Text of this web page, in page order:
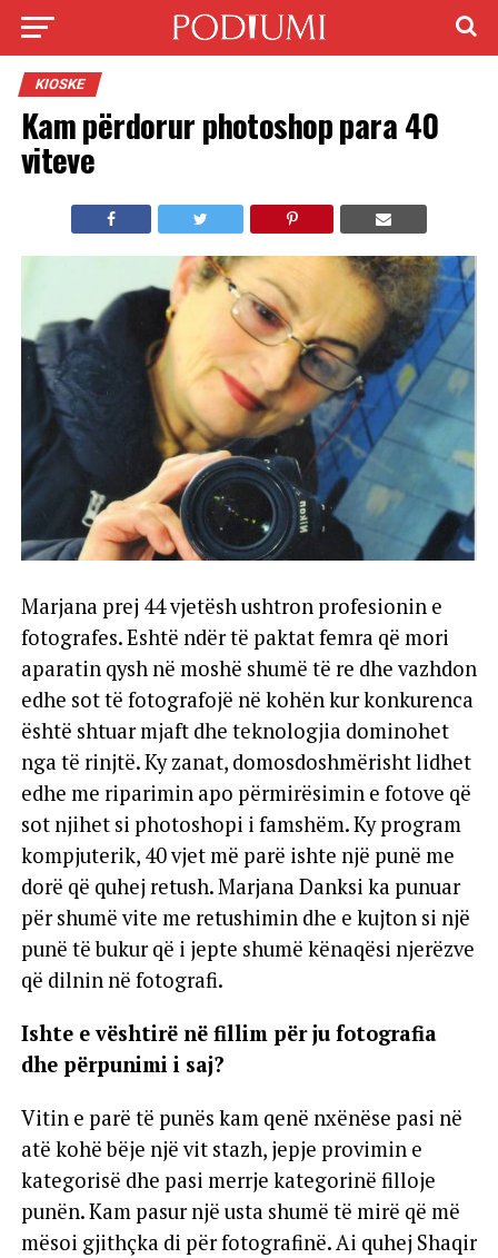
KIOSKE
Kam përdorur photoshop para 40
viteve
Marjana prej 44 vjetësh ushtron profesionin e
fotografes. Eshtë ndër të paktat femra që mori
aparatin qysh në moshë shumë të re dhe vazhdon
edhe sot të fotografojë në kohën kur konkurenca
është shtuar mjaft dhe teknologjia dominohet
nga të rinjtë. Ky zanat, domosdoshmërisht lidhet
edhe me riparimin apo përmirësimin e fotove që
sot njihet si photoshopi i famshëm. Ky program
kompjuterik, 40 vjet më parë ishte një punë me
dorë që quhej retush. Marjana Danksi ka punuar
për shumë vite me retushimin dhe e kujton si një
punë të bukur që i jepte shumë kënaqësi njerëzve
që dilnin në fotografi.
Ishte e vështirë në fillim për ju fotografia
dhe përpunimi i saj?
Vitin e parë të punës kam qenë nxënëse pasi në
atë kohë bëje një vit stazh, jepje provimin e
kategorisë dhe pasi merrje kategorinë filloje
punën. Kam pasur një usta shumë të mirë që më
mësoi gjithçka di për fotografinë. Ai quhej Shaqir